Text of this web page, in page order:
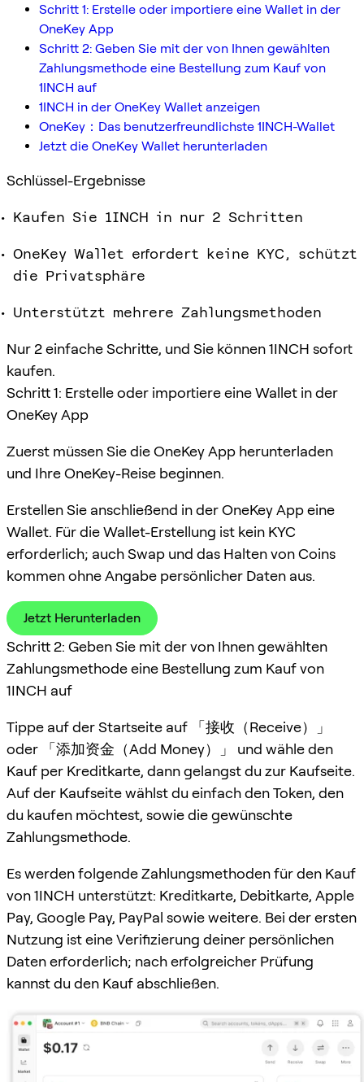
Schritt 1: Erstelle oder importiere eine Wallet in der
OneKey App
Schritt 2: Geben Sie mit der von Ihnen gewählten
Zahlungsmethode eine Bestellung zum Kauf von
1INCH auf
1INCH in der OneKey Wallet anzeigen
OneKey：Das benutzerfreundlichste 1INCH-Wallet
Jetzt die OneKey Wallet herunterladen
Schlüssel-Ergebnisse
Kaufen Sie 1INCH in nur 2 Schritten
OneKey Wallet erfordert keine KYC, schützt
die Privatsphäre
Unterstützt mehrere Zahlungsmethoden
Nur 2 einfache Schritte, und Sie können 1INCH sofort
kaufen.
Schritt 1: Erstelle oder importiere eine Wallet in der
OneKey App
Zuerst müssen Sie die OneKey App herunterladen
und Ihre OneKey-Reise beginnen.
Erstellen Sie anschließend in der OneKey App eine
Wallet. Für die Wallet-Erstellung ist kein KYC
erforderlich; auch Swap und das Halten von Coins
kommen ohne Angabe persönlicher Daten aus.
Jetzt Herunterladen
Schritt 2: Geben Sie mit der von Ihnen gewählten
Zahlungsmethode eine Bestellung zum Kauf von
1INCH auf
Tippe auf der Startseite auf 「接收（Receive）」
oder 「添加资金（Add Money）」 und wähle den
Kauf per Kreditkarte, dann gelangst du zur Kaufseite.
Auf der Kaufseite wählst du einfach den Token, den
du kaufen möchtest, sowie die gewünschte
Zahlungsmethode.
Es werden folgende Zahlungsmethoden für den Kauf
von 1INCH unterstützt: Kreditkarte, Debitkarte, Apple
Pay, Google Pay, PayPal sowie weitere. Bei der ersten
Nutzung ist eine Verifizierung deiner persönlichen
Daten erforderlich; nach erfolgreicher Prüfung
kannst du den Kauf abschließen.